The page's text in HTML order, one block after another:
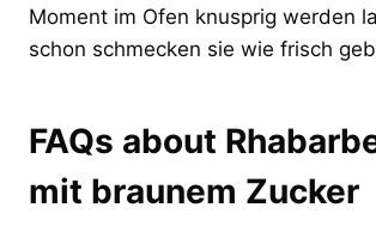
Moment im Ofen knusprig werden
schon schmecken sie wie frisch
FAQs about
mit braunem Zucker